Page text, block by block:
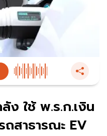
ง ใช้ พ.ร.ก.เงิน
สาธารณะ EV